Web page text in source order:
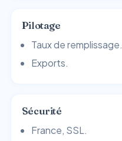
Pilotage
Taux de remplissage.
Exports.
Sécurité
France, SSL.